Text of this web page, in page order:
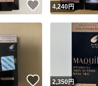
いいね！
4,240円
いいね！
2,350円